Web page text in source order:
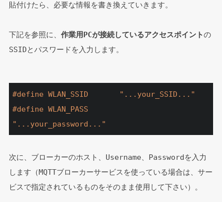
貼付けたら、必要な情報を書き換えていきます。
下記を参照に、 作業用PCが接続しているアクセスポイントの
SSIDとパスワードを入力します。
#define WLAN_SSID "...your_SSID..."
#define
"...your_password..."
次に、ブローカーのホスト、Username、Passwordを入力
します（MQTTブローカーサービスを使っている場合は、サー
ビスで指定されているものをそのまま使用して下さい）。